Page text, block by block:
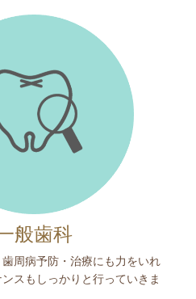
般歯科
周病予防・治療にも力をいれ
スもしっかりと行っていきま